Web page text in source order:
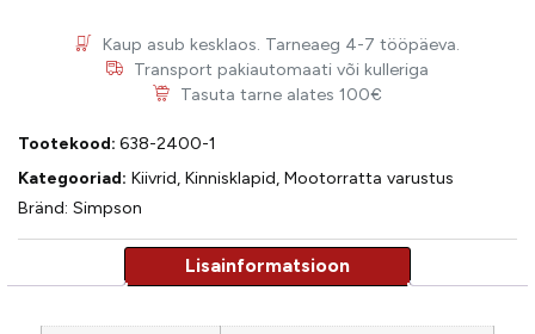
Kaup asub kesklaos. Tarneaeg 4-7 tööpäeva.
Transport pakiautomaati või kulleriga
Tasuta tarne alates 100€
Tootekood: 638-2400-1
Kategooriad: Kiivrid, Kinnisklapid, Mootorratta varustus
Bränd: Simpson